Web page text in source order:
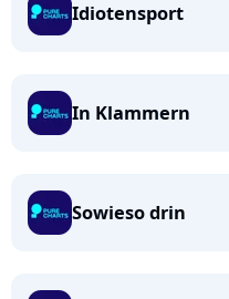
Idiotensport
In Klammern
Sowieso drin